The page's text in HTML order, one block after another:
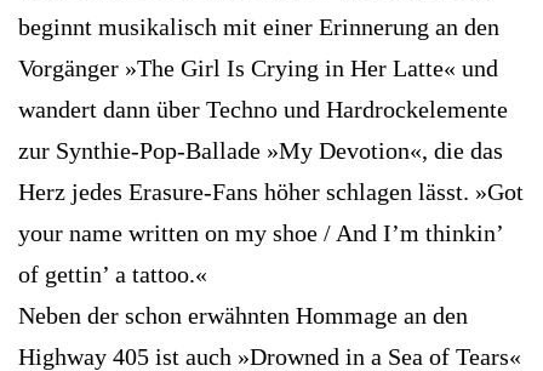
beginnt musikalisch mit einer Erinnerung an den
Vorgänger »The Girl Is Crying in Her Latte« und
wandert dann über Techno und Hardrockelemente
zur Synthie-Pop-Ballade »My Devotion«, die das
Herz jedes Erasure-Fans höher schlagen lässt. »Got
your name written on my shoe / And I’m thinkin’
of gettin’ a tattoo.«
Neben der schon erwähnten Hommage an den
Highway 405 ist auch »Drowned in a Sea of Tears«